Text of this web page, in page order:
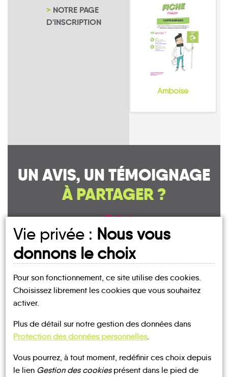
NOTRE PAGE
D'INSCRIPTION
Amboise
UN AVIS, UN TÉMOIGNAGE
À PARTAGER ?
CONTACTEZ-NOUS !
BUS LOCATIONS
Vie privée : Nous vous
donnons le choix
Pour son fonctionnement, ce site utilise des cookies.
Choisissez librement les cookies que vous souhaitez
activer.
Plus de détail sur notre gestion des données dans
Protection des données personnelles.
Vous pourrez, à tout moment, redéfinir ces choix depuis
le lien Gestion des cookiesprésent dans le pied de